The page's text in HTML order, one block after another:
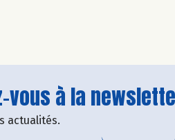
vous à la
actualités.